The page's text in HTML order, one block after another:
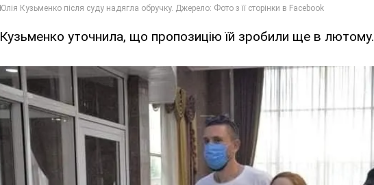
Кузьменко уточнила, що пропозицію їй зробили ще в лютому.